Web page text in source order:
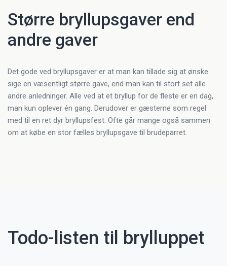
Større bryllupsgaver end
andre gaver
Det gode ved bryllupsgaver er at man kan tillade sig at ønske
sige en væsentligt større gave, end man kan til stort set alle
andre anledninger. Alle ved at et bryllup for de fleste er en dag,
man kun oplever én gang. Derudover er gæsterne som regel
med til en ret dyr bryllupsfest. Ofte går mange også sammen
om at købe en stor fælles bryllupsgave til brudeparret.
Todo-listen til brylluppet